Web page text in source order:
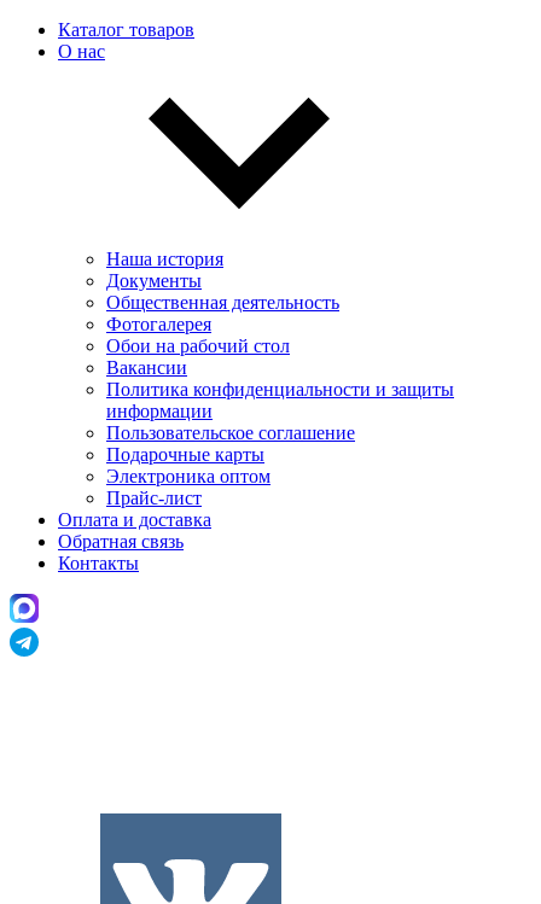
Каталог товаров
О нас
Наша история
Документы
Общественная деятельность
Фотогалерея
Обои на рабочий стол
Вакансии
Политика конфиденциальности и защиты
информации
Пользовательскоe соглашение
Подарочные карты
Электроника оптом
Прайс-лист
Оплата и доставка
Обратная связь
Контакты